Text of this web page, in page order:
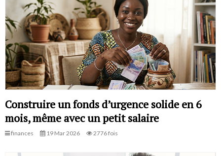
Construire un fonds d’urgence solide en 6
mois, même avec un petit salaire
finances 19 Mar 2026 2776 fois